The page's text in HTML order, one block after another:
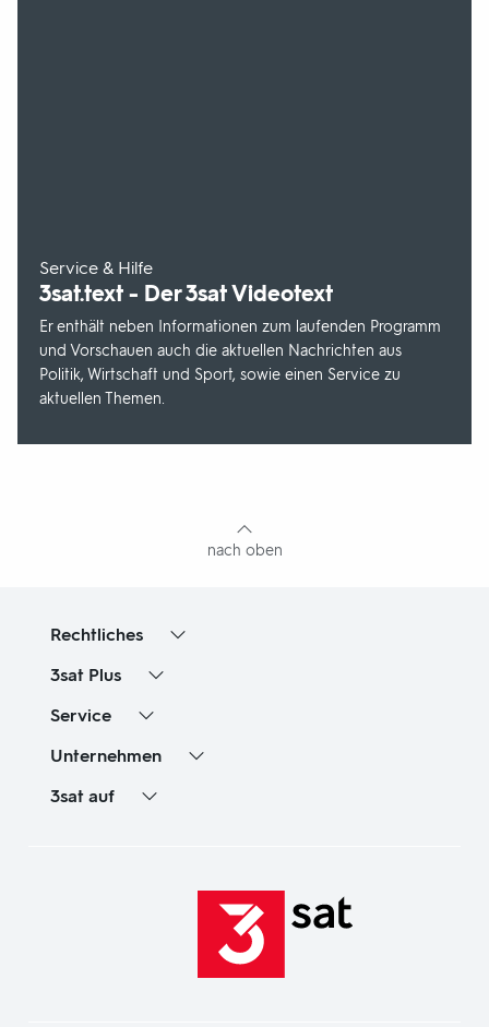
Service & Hilfe-
3sat.text - Der3satVideotext
Er enthält neben Informationen zum laufenden Programm
und Vorschauen auch die aktuellen Nachrichten aus
Politik, Wirtschaft und Sport, sowie einen Service zu
aktuellen Themen.
nach oben
Rechtliches
3sat Plus
Service
Unternehmen
3sat auf